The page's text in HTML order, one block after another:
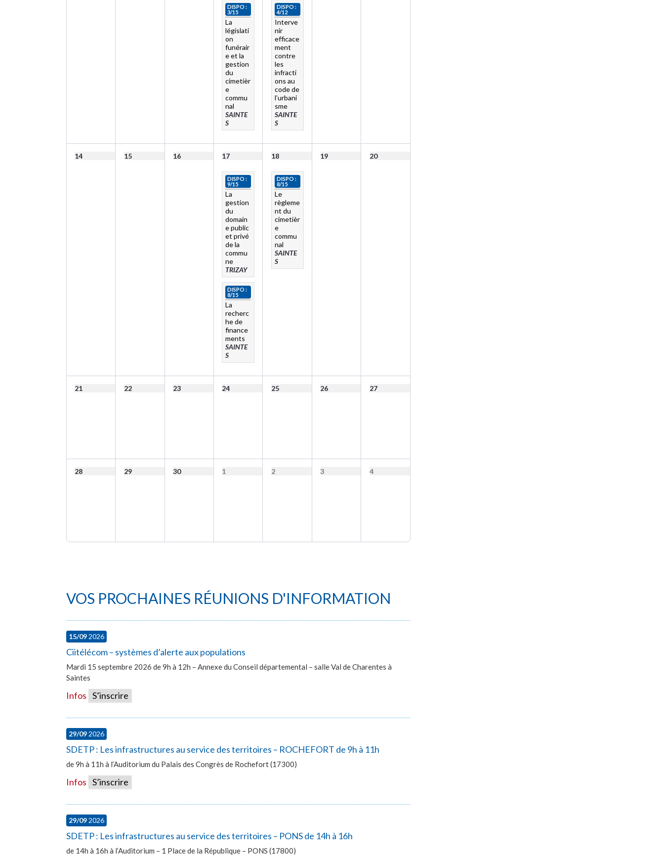
DISPO :
3/15
La
législati
on
funérair
e et la
gestion
du
cimetièr
e
commu
nal
SAINTE
S
DISPO :
4/12
Interve
nir
efficace
ment
contre
les
infracti
ons au
code de
l’urbani
sme
SAINTE
S
14 15 16 17
DISPO :
9/15
La
gestion
du
domain
e public
et privé
de la
commu
ne
TRIZAY
DISPO :
8/15
La
recherc
he de
finance
ments
SAINTE
S
18
DISPO :
8/15
Le
règleme
nt du
cimetièr
e
commu
nal
SAINTE
S
19 20
21 22 23 24 25 26 27
28 29 30 1 2 3 4
VOS PROCHAINES RÉUNIONS D'INFORMATION
15/09 2026
Ciitélécom – systèmes d’alerte aux populations
Mardi 15 septembre 2026 de 9h à 12h – Annexe du Conseil départemental – salle Val de Charentes à
Saintes
Infos S’inscrire
29/09 2026
SDETP : Les infrastructures au service des territoires – ROCHEFORT de 9h à 11h
de 9h à 11h à l’Auditorium du Palais des Congrès de Rochefort (17300)
Infos S’inscrire
29/09 2026
SDETP : Les infrastructures au service des territoires – PONS de 14h à 16h
de 14h à 16h à l’Auditorium – 1 Place de la République – PONS (17800)